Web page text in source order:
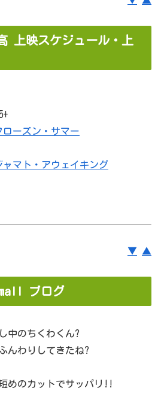
上映スケジュール・上
ーズン・サマー
マト・アウェイキング
▼ ▲
ブログ
中のちくわくん?
んわりしてきたね?
めのカットでサッパリ!!